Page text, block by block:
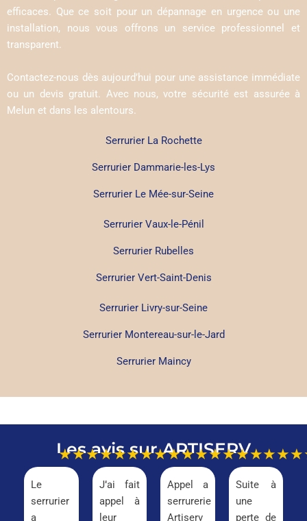
efficaces. Que ce soit pour un dépannage en urgence ou une
installation, nous vous offrons un service professionnel et
transparent.
Contactez-nous dès aujourd’hui pour une assistance immédiate
ou un devis gratuit. Avec nous, votre sécurité est assurée à
Melun et dans les alentours.
Serrurier La Rochette
Serrurier Dammarie-les-Lys
Serrurier Le Mée-sur-Seine
Serrurier Vaux-le-Pénil
Serrurier Rubelles
Serrurier Vert-Saint-Denis
Serrurier Livry-sur-Seine
Serrurier Montereau-sur-le-Jard
Serrurier Maincy
Les avis sur ARTISERV
★★★★★
Le
serrurier
a
★★★★★
J’ai fait
appel à
leur
★★★★★
Appel a
serrurerie
Artiserv
Suite à
une
perte de